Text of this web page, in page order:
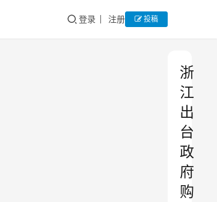
登录 注册 投稿
浙
江
出
台
政
府
购